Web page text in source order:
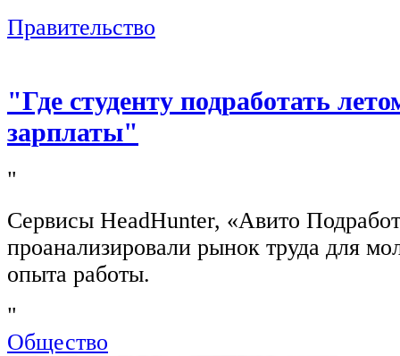
Правительство
"Где студенту подработать
зарплаты"
"
Сервисы HeadHunter, «Авито
проанализировали рынок труда для
опыта работы.
"
Общество